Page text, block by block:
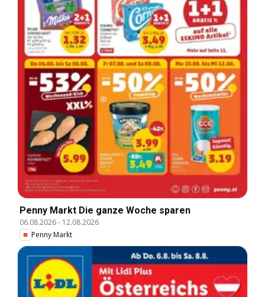
Penny Markt Die ganze Woche sparen
06.08.2026- 12.08.2026
Penny Markt